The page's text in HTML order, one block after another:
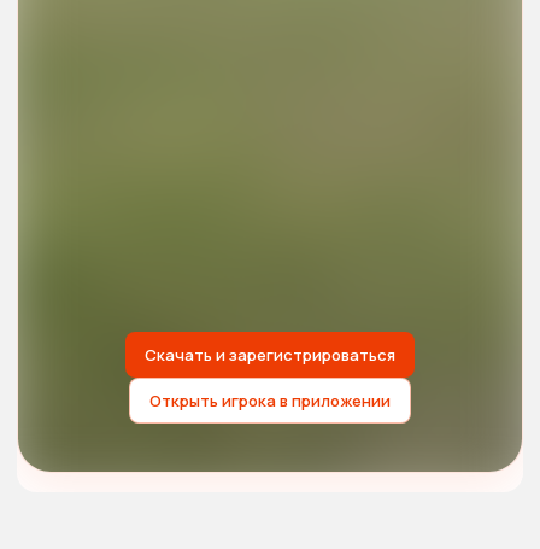
Скачать и зарегистрироваться
Открыть игрока в приложении